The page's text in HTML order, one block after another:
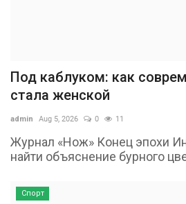
Под каблуком: как
стала женской
admin Aug 5, 2026 0 11
Журнал «Нож» Конец эпохи
найти объяснение бурного
Спорт